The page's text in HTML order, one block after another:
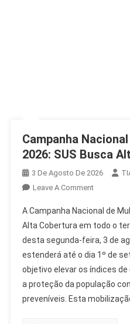
Campanha
2026: SUS Busca
3 De Agosto De 2026
Leave A CommentOn
Nacional
De
2026:
SUS
Busca
Alta
A Campanha Nacional de
Alta Cobertura em todo o
desta segunda-feira, 3 de
estenderá até o dia 1º de
objetivo elevar os índices
a proteção da população
preveníveis. Esta